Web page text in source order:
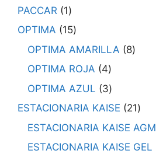
PACCAR
1
OPTIMA
15
OPTIMA AMARILLA
8
OPTIMA ROJA
4
OPTIMA AZUL
3
ESTACIONARIA KAISE
21
ESTACIONARIA KAISE AGM
ESTACIONARIA KAISE GEL